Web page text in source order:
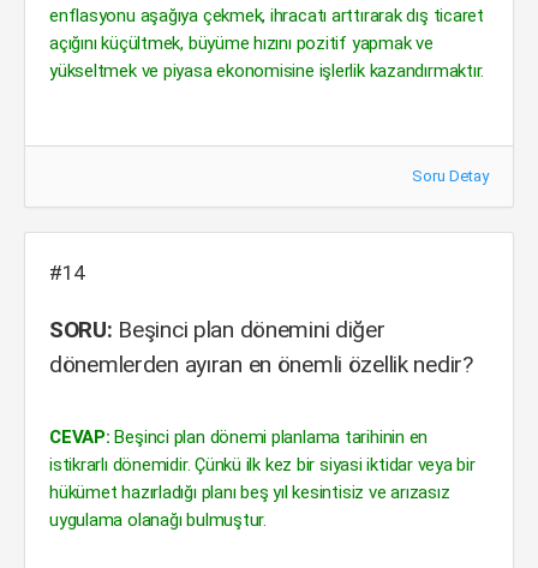
enflasyonu aşağıya çekmek, ihracatı arttırarak dış ticaret
açığını küçültmek, büyüme hızını pozitif yapmak ve
yükseltmek ve piyasa ekonomisine işlerlik kazandırmaktır.
Soru Detay
#14
SORU: Beşinci plan dönemini diğer
dönemlerden ayıran en önemli özellik nedir?
CEVAP: Beşinci plan dönemi planlama tarihinin en
istikrarlı dönemidir. Çünkü ilk kez bir siyasi iktidar veya bir
hükümet hazırladığı planı beş yıl kesintisiz ve arızasız
uygulama olanağı bulmuştur.